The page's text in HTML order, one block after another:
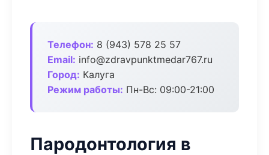
Телефон: 8 (943) 578 25 57
Email: info@zdravpunktmedar767.ru
Город: Калуга
Режим работы: Пн-Вс: 09:00-21:00
Пародонтология в